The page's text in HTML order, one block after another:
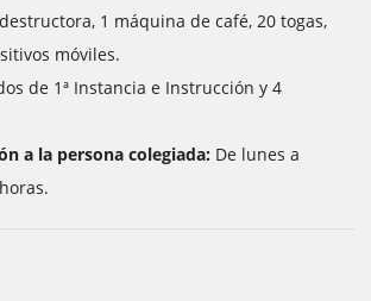
1 máquina de café, 20 togas,
móviles.
de 1ª Instancia e Instrucción y 4
a la persona colegiada: De lunes a